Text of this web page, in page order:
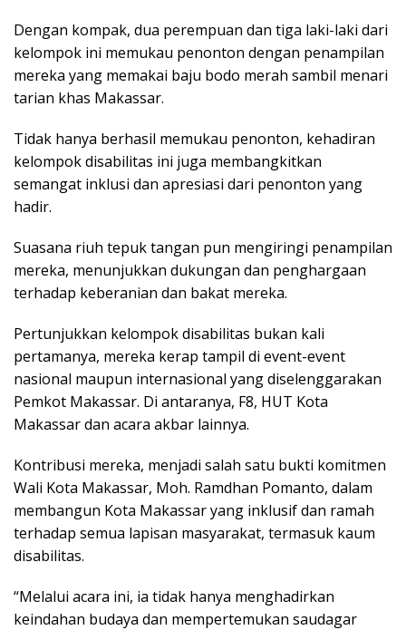
Dengan kompak, dua perempuan dan tiga laki-laki dari
kelompok ini memukau penonton dengan penampilan
mereka yang memakai baju bodo merah sambil menari
tarian khas Makassar.
Tidak hanya berhasil memukau penonton, kehadiran
kelompok disabilitas ini juga membangkitkan
semangat inklusi dan apresiasi dari penonton yang
hadir.
Suasana riuh tepuk tangan pun mengiringi penampilan
mereka, menunjukkan dukungan dan penghargaan
terhadap keberanian dan bakat mereka.
Pertunjukkan kelompok disabilitas bukan kali
pertamanya, mereka kerap tampil di event-event
nasional maupun internasional yang diselenggarakan
Pemkot Makassar. Di antaranya, F8, HUT Kota
Makassar dan acara akbar lainnya.
Kontribusi mereka, menjadi salah satu bukti komitmen
Wali Kota Makassar, Moh. Ramdhan Pomanto, dalam
membangun Kota Makassar yang inklusif dan ramah
terhadap semua lapisan masyarakat, termasuk kaum
disabilitas.
“Melalui acara ini, ia tidak hanya menghadirkan
keindahan budaya dan mempertemukan saudagar